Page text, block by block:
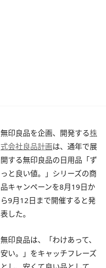
無印良品を企画、開発する株
式会社良品計画は、通年で展
開する無印良品の日用品「ず
っと良い値。」シリーズの商
品キャンペーンを8月19日か
ら9月12日まで開催すると発
表した。
無印良品は、「わけあって、
安い。」をキャッチフレーズ